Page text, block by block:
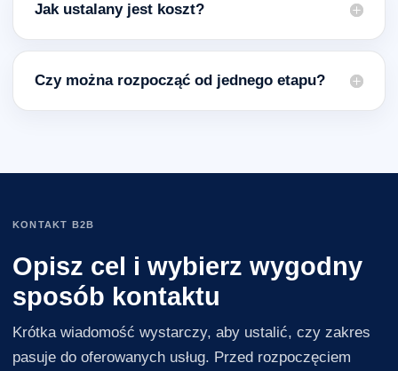
Jak ustalany jest koszt?
Czy można rozpocząć od jednego etapu?
KONTAKT B2B
Opisz cel i wybierz wygodny
sposób kontaktu
Krótka wiadomość wystarczy, aby ustalić, czy zakres
pasuje do oferowanych usług. Przed rozpoczęciem